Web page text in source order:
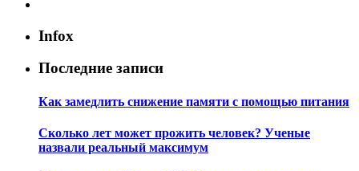
Infox
Последние записи
Как замедлить снижение памяти с помощью питания
Сколько лет может прожить человек? Ученые
назвали реальный максимум